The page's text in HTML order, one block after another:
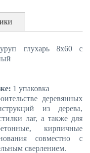
глухарь 8х60 с
1 упаковка
деревянных
из дерева,
лаг, а также для
кирпичные
совместно с
сверлением.